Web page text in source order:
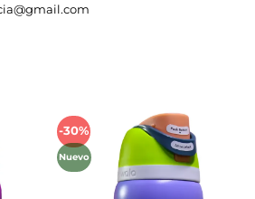
de
-30%
Nuevo
Añadir
lista de
deseos